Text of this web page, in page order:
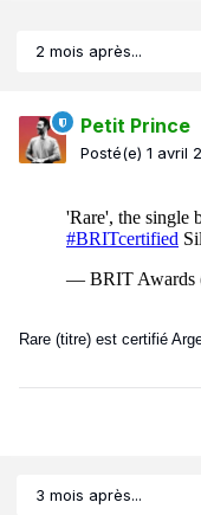
2 mois après...
Petit Prince
Posté(e) 1 avril
Rare (titre) est certifié
3 mois après...